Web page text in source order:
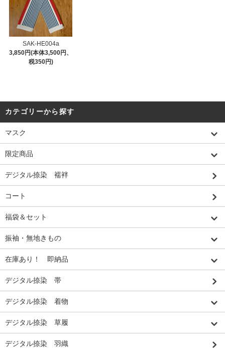
SAK-HE004a
3,850円(本体3,500円、
税350円)
カテゴリーから探す
マスク
限定商品
デジタル捺染 襦袢
コート
福袋＆セット
振袖・無地きもの
在庫あり！ 即納品
デジタル捺染 帯
デジタル捺染 着物
デジタル捺染 草履
デジタル捺染 羽織